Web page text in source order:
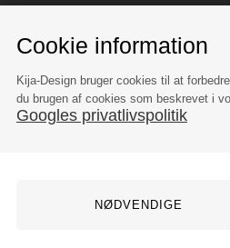
Cookie information
Kija-Design bruger cookies til at
du brugen af cookies som beskrevet i
Googles privatlivspolitik
Chalk marker / Kridtpen sort 3mm
45,00 DKK